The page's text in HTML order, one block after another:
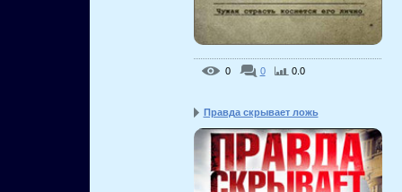
0 0 0.0
Правда скрывает ложь